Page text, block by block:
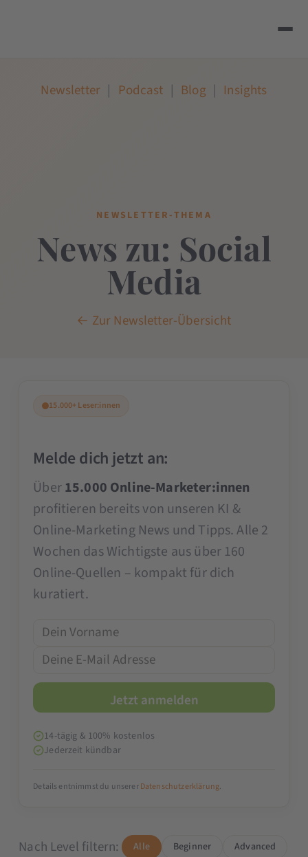
Newsletter | Podcast | Blog | Insights
NEWSLETTER-THEMA
News zu: Social
Media
← Zur Newsletter-Übersicht
15.000+ Leser:innen
Melde dich jetzt an:
Über15.000 Online-Marketer:innen
profitieren bereits von unseren KI &
Online-Marketing News und Tipps. Alle 2
Wochen das Wichtigste aus über 160
Online-Quellen – kompakt für dich
kuratiert.
14-tägig & 100% kostenlos
Jederzeit kündbar
Details entnimmst du unsererDatenschutzerklärung.
Nach Level filtern: Alle Beginner Advanced